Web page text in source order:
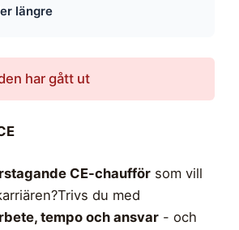
längre
har gått ut
CE-chaufför som vill
du med
tempo och ansvar - och